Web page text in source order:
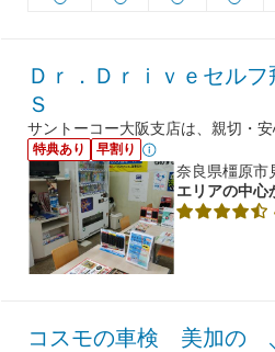
Ｄｒ．Ｄｒｉｖｅセルフ
Ｓ
サントーコー大阪支店は、親切・
特典あり 早割り
奈良県橿原市
エリアの中心
コスモの車検 美加の